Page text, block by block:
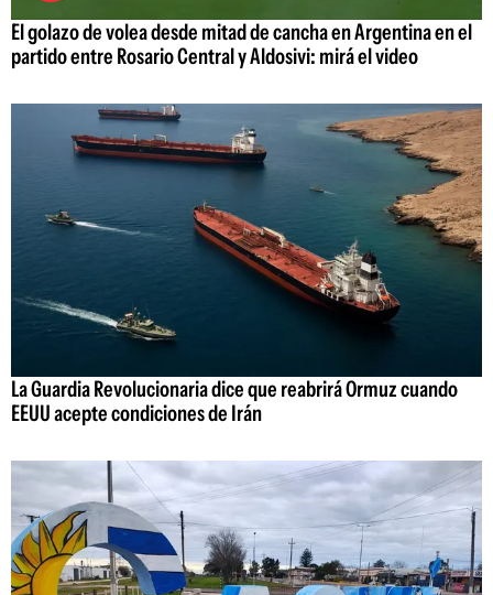
El golazo de volea desde mitad de cancha en Argentina en el
partido entre Rosario Central y Aldosivi: mirá el video
La Guardia Revolucionaria dice que reabrirá Ormuz cuando
EEUU acepte condiciones de Irán